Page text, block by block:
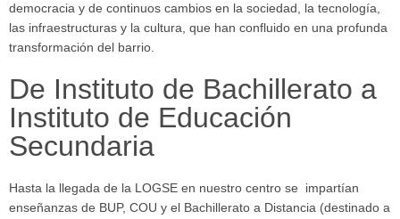
democracia y de continuos cambios en la sociedad, la tecnología,
las infraestructuras y la cultura, que han confluido en una profunda
transformación del barrio.
De Instituto de Bachillerato a
Instituto de Educación
Secundaria
Hasta la llegada de la LOGSE en nuestro centro se impartían
enseñanzas de BUP, COU y el Bachillerato a Distancia (destinado a